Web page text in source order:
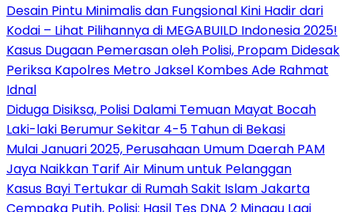
Desain Pintu Minimalis dan Fungsional Kini Hadir dari
Kodai – Lihat Pilihannya di MEGABUILD Indonesia 2025!
Kasus Dugaan Pemerasan oleh Polisi, Propam Didesak
Periksa Kapolres Metro Jaksel Kombes Ade Rahmat
Idnal
Diduga Disiksa, Polisi Dalami Temuan Mayat Bocah
Laki-laki Berumur Sekitar 4-5 Tahun di Bekasi
Mulai Januari 2025, Perusahaan Umum Daerah PAM
Jaya Naikkan Tarif Air Minum untuk Pelanggan
Kasus Bayi Tertukar di Rumah Sakit Islam Jakarta
Cempaka Putih, Polisi: Hasil Tes DNA 2 Minggu Lagi